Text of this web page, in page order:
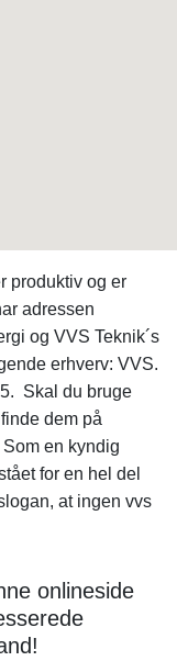
produktiv og er
adressen
og VVS Teknik´s
erhverv: VVS.
Skal du bruge
dem på
en kyndig
for en hel del
at ingen vvs
onlineside